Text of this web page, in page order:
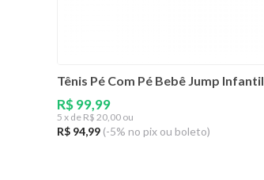
Tênis Pé Com Pé Bebê Jump Infantil
R$ 99,99
5 x de R$ 20,00 ou
R$ 94,99 (-5% no pix ou boleto)